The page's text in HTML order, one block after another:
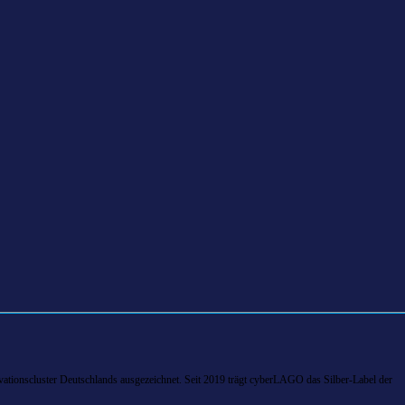
Deutschlands ausgezeichnet. Seit 2019 trägt cyberLAGO das Silber-Label der